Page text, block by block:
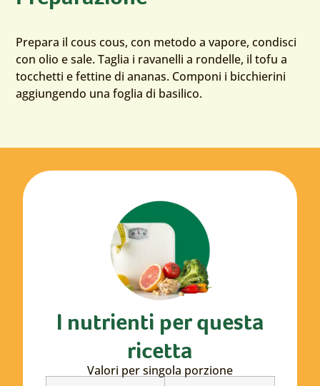
Prepara il cous cous, con metodo a vapore, condisci
con olio e sale. Taglia i ravanelli a rondelle, il tofu a
tocchetti e fettine di ananas. Componi i bicchierini
aggiungendo una foglia di basilico.
I nutrienti per questa
ricetta
Valori per singola porzione